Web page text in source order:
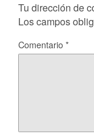
Tu dirección de
Los campos
Comentario*